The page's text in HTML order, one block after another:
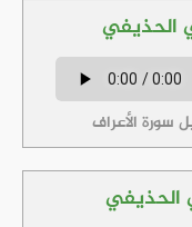
الحذيفي
سورة الأعراف
الحذيفي